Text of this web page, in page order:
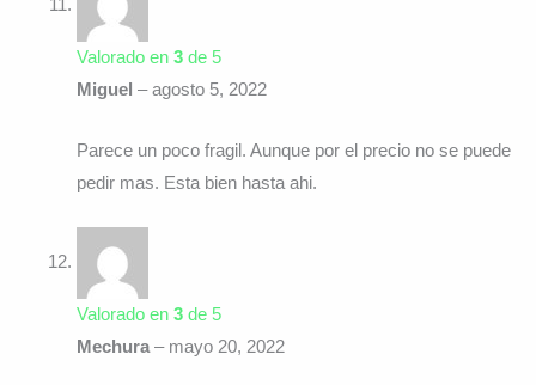
Valorado en 3de 5
Miguel – agosto 5, 2022
Parece un poco fragil. Aunque por el precio no se puede
pedir mas. Esta bien hasta ahi.
Valorado en 3de 5
Mechura – mayo 20, 2022